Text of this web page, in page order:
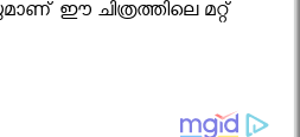
ഈ ചിത്രത്തിലെ മറ്റ്